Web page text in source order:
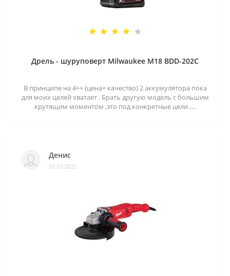
Дрель - шуруповерт Milwaukee M18 BDD-202C
В принципе на 4++ (цена+ качество) 2 аккумулятора пока
для моих целей хватает . Брать другую модель с большим
крутящим моментом ,это под конкретные цели.....
Денис
02.03.2022